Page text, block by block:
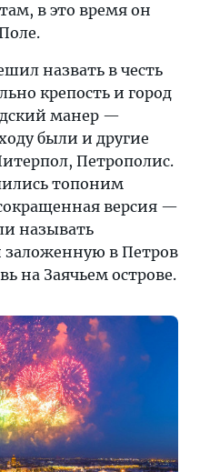
в это время он
назвать в честь
крепость и город
манер —
были и другие
Петрополис.
топоним
версия —
называть
заложенную в Петров
на Заячьем острове.